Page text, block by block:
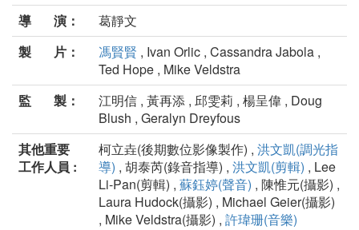
導 演：
葛靜文
製 片：
馮賢賢 , Ivan Orlic , Cassandra Jabola ,
Ted Hope , Mike Veldstra
監 製：
江明信 , 黃再添 , 邱雯莉 , 楊呈偉 , Doug
Blush , Geralyn Dreyfous
其他重要
工作人員 :
柯立垚(後期數位影像製作) , 洪文凱(調光指
導) , 胡泰芮(錄音指導) , 洪文凱(剪輯) , Lee
Li-Pan(剪輯) , 蘇鈺婷(聲音) , 陳惟元(攝影) ,
Laura Hudock(攝影) , Michael Geier(攝影)
, Mike Veldstra(攝影) , 許瑋珊(音樂)